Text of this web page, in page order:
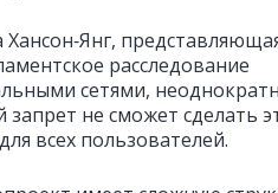
расследование
сетями,
не сможет сделать
всех пользователей.